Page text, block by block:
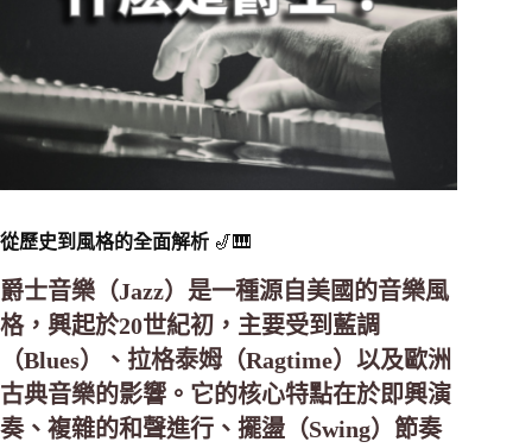
從歷史到風格的全面解析 🎷🎹
爵士音樂（Jazz）是一種源自美國的音樂風
格，興起於20世紀初，主要受到藍調
（Blues）、拉格泰姆（Ragtime）以及歐洲
古典音樂的影響。它的核心特點在於即興演
奏、複雜的和聲進行、擺盪（Swing）節奏